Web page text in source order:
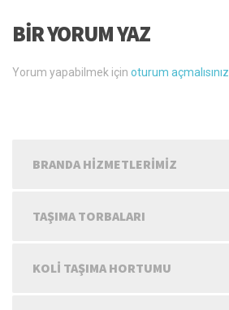
BIR YORUM YAZ
Yorum yapabilmek için oturum açmalısınız
BRANDA HIZMETLERIMIZ
TAŞIMA TORBALARI
KOLI TAŞIMA HORTUMU